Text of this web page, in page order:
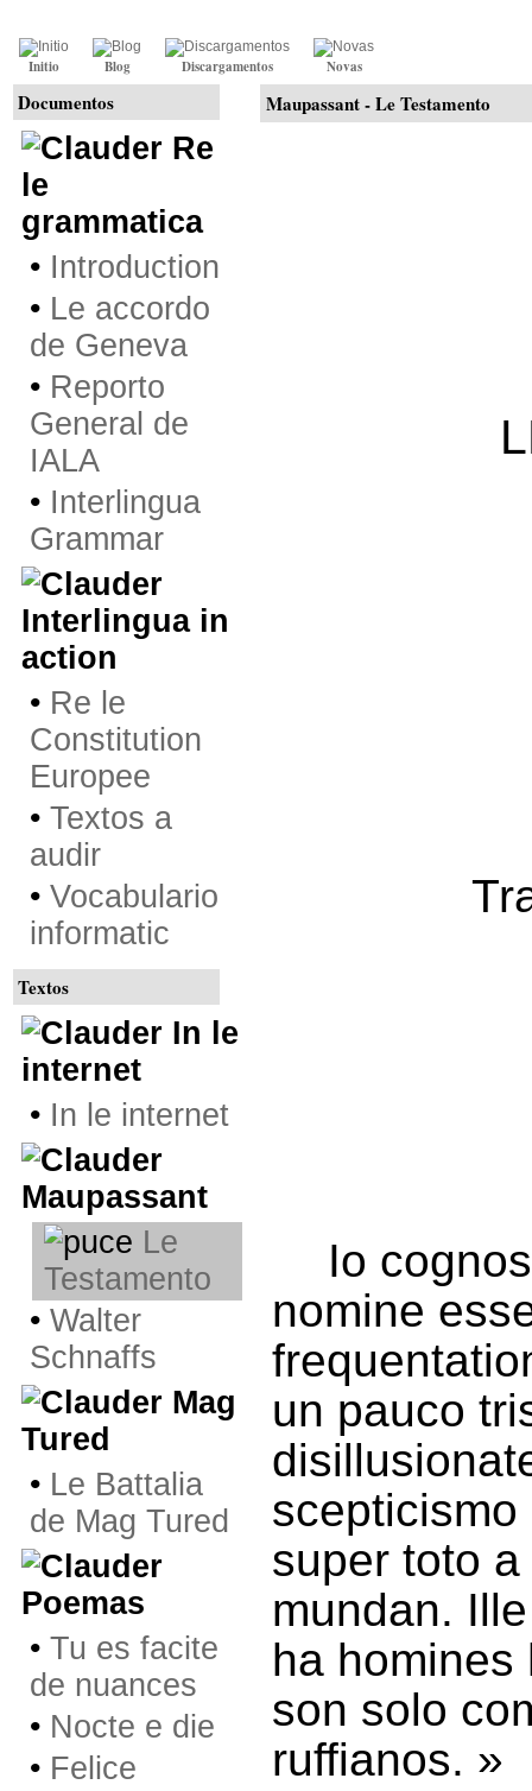
Initio Blog Discargamentos Novas
Documentos
Re
le
grammatica
• Introduction
• Le accordo
de Geneva
• Reporto
General de
IALA
• Interlingua
Grammar
Interlingua in
action
• Re le
Constitution
Europee
• Textos a
audir
• Vocabulario
informatic
Textos
In le
internet
• In le internet
Maupassant
Le
Testamento
• Walter
Schnaffs
Mag
Tured
• Le Battalia
de Mag Tured
Poemas
• Tu es facite
de nuances
• Nocte e die
• Felice
Maupassant -Le Testamento
Io
nomine
un pauco
super toto
mundan.
ha homines
son solo
ruffianos. »